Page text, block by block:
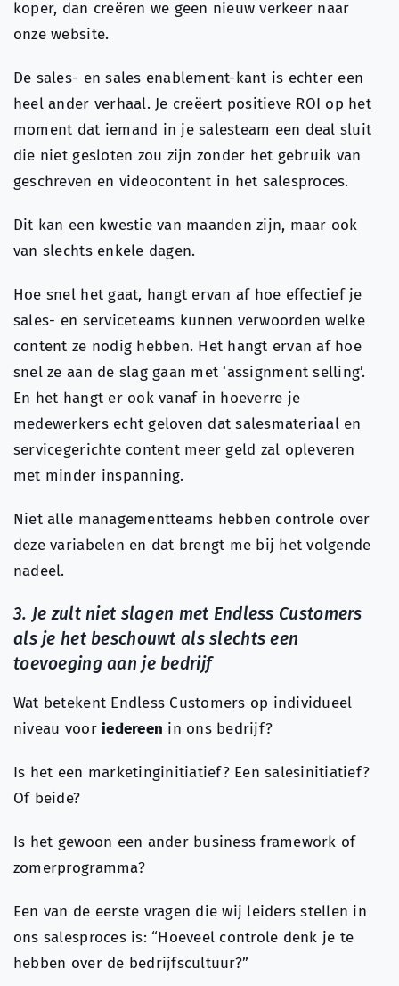
koper, dan creëren we geen nieuw verkeer naar
onze website.
De sales- en sales enablement-kant is echter een
heel ander verhaal. Je creëert positieve ROI op het
moment dat iemand in je salesteam een deal sluit
die niet gesloten zou zijn zonder het gebruik van
geschreven en videocontent in het salesproces.
Dit kan een kwestie van maanden zijn, maar ook
van slechts enkele dagen.
Hoe snel het gaat, hangt ervan af hoe effectief je
sales- en serviceteams kunnen verwoorden welke
content ze nodig hebben. Het hangt ervan af hoe
snel ze aan de slag gaan met ‘assignment selling’.
En het hangt er ook vanaf in hoeverre je
medewerkers echt geloven dat salesmateriaal en
servicegerichte content meer geld zal opleveren
met minder inspanning.
Niet alle managementteams hebben controle over
deze variabelen en dat brengt me bij het volgende
nadeel.
3. Je zult niet slagen met Endless Customers
als je het beschouwt als slechts een
toevoeging aan je bedrijf
Wat betekent Endless Customers op individueel
niveau vooriedereen in ons bedrijf?
Is het een marketinginitiatief? Een salesinitiatief?
Of beide?
Is het gewoon een ander business framework of
zomerprogramma?
Een van de eerste vragen die wij leiders stellen in
ons salesproces is: “Hoeveel controle denk je te
hebben over de bedrijfscultuur?”